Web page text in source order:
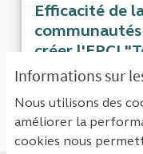
Informations sur
Nous utilisons des
améliorer la
cookies nous
Efficacité de
créer l'EPCI
communautés de